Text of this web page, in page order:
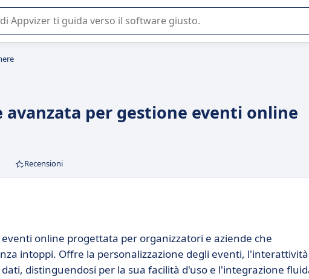
o nella scelta di un software SaaS per la vostra azienda.
avanzata per gestione eventi online
Recensioni
online progettata per organizzatori e aziende che
intoppi. Offre la personalizzazione degli eventi,
distinguendosi per la sua facilità d'uso e l'integrazione